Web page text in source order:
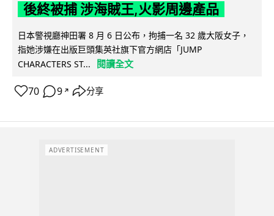
後終被捕 涉海賊王,火影周邊產品
日本警視廳神田署 8 月 6 日公布，拘捕一名 32 歲大阪女子，
指她涉嫌在出版巨頭集英社旗下官方網店「JUMP
CHARACTERS ST...
閱讀全文
70 9 ↗ 分享
ADVERTISEMENT